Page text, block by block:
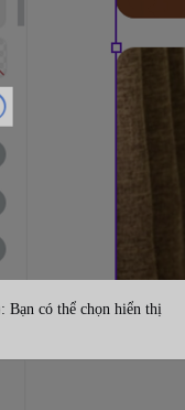
Bạn có thể chọn hiển thị